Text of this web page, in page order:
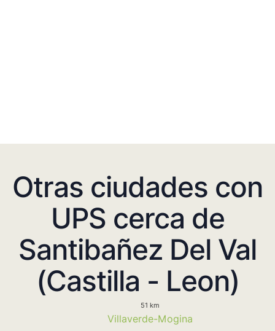
Otras ciudades con
UPS cerca de
Santibañez Del Val
(Castilla - Leon)
51 km
Villaverde-Mogina